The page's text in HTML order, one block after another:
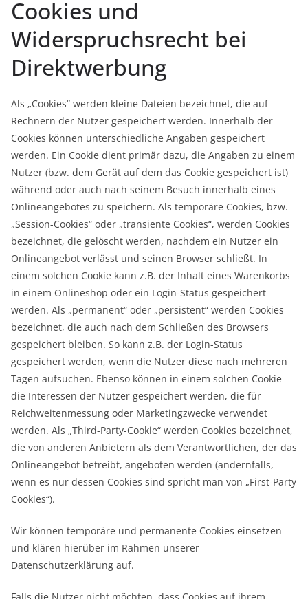
Cookies und
Widerspruchsrecht bei
Direktwerbung
Als „Cookies“ werden kleine Dateien bezeichnet, die auf
Rechnern der Nutzer gespeichert werden. Innerhalb der
Cookies können unterschiedliche Angaben gespeichert
werden. Ein Cookie dient primär dazu, die Angaben zu einem
Nutzer (bzw. dem Gerät auf dem das Cookie gespeichert ist)
während oder auch nach seinem Besuch innerhalb eines
Onlineangebotes zu speichern. Als temporäre Cookies, bzw.
„Session-Cookies“ oder „transiente Cookies“, werden Cookies
bezeichnet, die gelöscht werden, nachdem ein Nutzer ein
Onlineangebot verlässt und seinen Browser schließt. In
einem solchen Cookie kann z.B. der Inhalt eines Warenkorbs
in einem Onlineshop oder ein Login-Status gespeichert
werden. Als „permanent“ oder „persistent“ werden Cookies
bezeichnet, die auch nach dem Schließen des Browsers
gespeichert bleiben. So kann z.B. der Login-Status
gespeichert werden, wenn die Nutzer diese nach mehreren
Tagen aufsuchen. Ebenso können in einem solchen Cookie
die Interessen der Nutzer gespeichert werden, die für
Reichweitenmessung oder Marketingzwecke verwendet
werden. Als „Third-Party-Cookie“ werden Cookies bezeichnet,
die von anderen Anbietern als dem Verantwortlichen, der das
Onlineangebot betreibt, angeboten werden (andernfalls,
wenn es nur dessen Cookies sind spricht man von „First-Party
Cookies“).
Wir können temporäre und permanente Cookies einsetzen
und klären hierüber im Rahmen unserer
Datenschutzerklärung auf.